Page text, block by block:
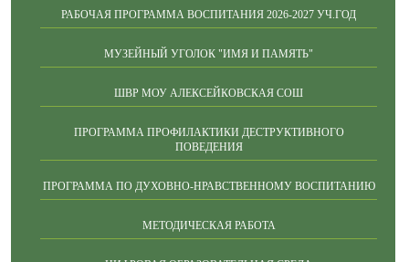
РАБОЧАЯ ПРОГРАММА ВОСПИТАНИЯ 2026-2027 УЧ.ГОД
МУЗЕЙНЫЙ УГОЛОК "ИМЯ И ПАМЯТЬ"
ШВР МОУ АЛЕКСЕЙКОВСКАЯ СОШ
ПРОГРАММА ПРОФИЛАКТИКИ ДЕСТРУКТИВНОГО
ПОВЕДЕНИЯ
ПРОГРАММА ПО ДУХОВНО-НРАВСТВЕННОМУ ВОСПИТАНИЮ
МЕТОДИЧЕСКАЯ РАБОТА